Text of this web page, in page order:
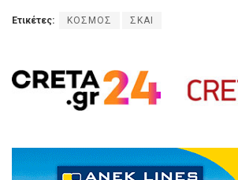
Ετικέτες: ΚΟΣΜΟΣ ΣΚΑΙ